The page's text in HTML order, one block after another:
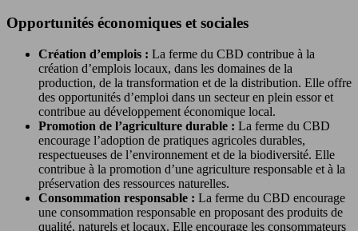
Opportunités économiques et sociales
Création d’emplois : La ferme du CBD contribue à la
création d’emplois locaux, dans les domaines de la
production, de la transformation et de la distribution. Elle offre
des opportunités d’emploi dans un secteur en plein essor et
contribue au développement économique local.
Promotion de l’agriculture durable : La ferme du CBD
encourage l’adoption de pratiques agricoles durables,
respectueuses de l’environnement et de la biodiversité. Elle
contribue à la promotion d’une agriculture responsable et à la
préservation des ressources naturelles.
Consommation responsable : La ferme du CBD encourage
une consommation responsable en proposant des produits de
qualité, naturels et locaux. Elle encourage les consommateurs